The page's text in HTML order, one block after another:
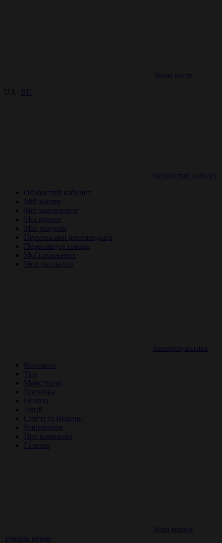
Ваше місто
UA |
RU
Особистий кабінет
Особистий кабинет
Мій кошик
Мої замовлення
Мої адреси
Мій рахунок
Персональні рекомендації
Переглянуті товари
Мої побажання
Мои рассылки
Авторизуватись
Контакти
Тир
Майстерня
Доставка
Оплата
Акції
Статті та Новини
Виробники
Про компанію
Галерея
Ваш кошик
Товарів немає